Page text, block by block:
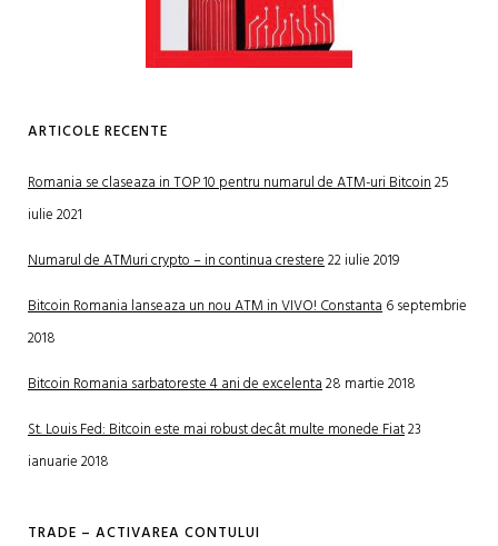
ARTICOLE RECENTE
Romania se claseaza in TOP 10 pentru numarul de ATM-uri Bitcoin25
iulie 2021
Numarul de ATMuri crypto – in continua crestere22 iulie 2019
Bitcoin Romania lanseaza un nou ATM in VIVO! Constanta6 septembrie
2018
Bitcoin Romania sarbatoreste 4 ani de excelenta28 martie 2018
St. Louis Fed: Bitcoin este mai robust decât multe monede Fiat23
ianuarie 2018
TRADE – ACTIVAREA CONTULUI